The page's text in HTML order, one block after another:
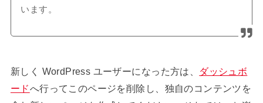
います。
新しく WordPress ユーザーになった方は、 ダッシュボ
ードへ行ってこのページを削除し、独自のコンテンツを